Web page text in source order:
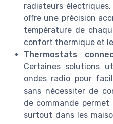
radiateurs
offre une précision
température de
confort thermique et
Thermostats
Certaines solutions
ondes radio pour
sans nécessiter de
de commande
surtout dans les